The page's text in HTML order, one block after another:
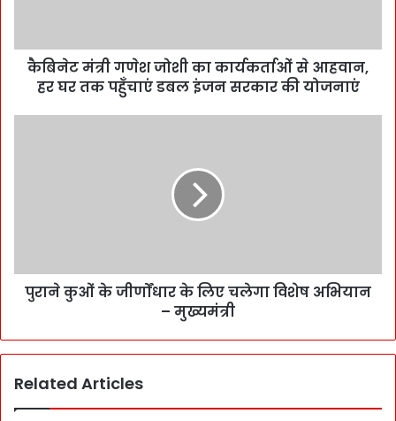
कैबिनेट मंत्री गणेश जोशी का कार्यकर्ताओं से आहवान,
हर घर तक पहुँचाएं डबल इंजन सरकार की योजनाएं
पुराने कुओं के जीर्णोंधार के लिए चलेगा विशेष अभियान
– मुख्यमंत्री
Related Articles